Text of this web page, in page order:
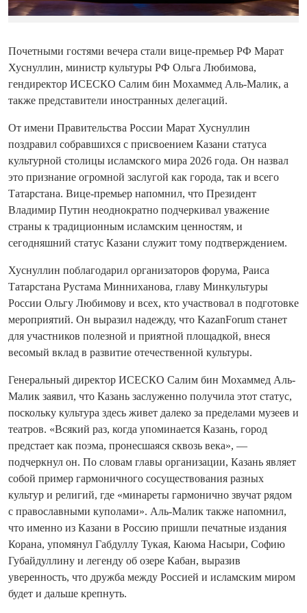
Почетными гостями вечера стали вице-премьер РФ Марат
Хуснуллин, министр культуры РФ Ольга Любимова,
гендиректор ИСЕСКО Салим бин Мохаммед Аль-Малик, а
также представители иностранных делегаций.
От имени Правительства России Марат Хуснуллин
поздравил собравшихся с присвоением Казани статуса
культурной столицы исламского мира 2026 года. Он назвал
это признание огромной заслугой как города, так и всего
Татарстана. Вице-премьер напомнил, что Президент
Владимир Путин неоднократно подчеркивал уважение
страны к традиционным исламским ценностям, и
сегодняшний статус Казани служит тому подтверждением.
Хуснуллин поблагодарил организаторов форума, Раиса
Татарстана Рустама Минниханова, главу Минкультуры
России Ольгу Любимову и всех, кто участвовал в подготовке
мероприятий. Он выразил надежду, что KazanForum станет
для участников полезной и приятной площадкой, внеся
весомый вклад в развитие отечественной культуры.
Генеральный директор ИСЕСКО Салим бин Мохаммед Аль-
Малик заявил, что Казань заслуженно получила этот статус,
поскольку культура здесь живет далеко за пределами музеев и
театров. «Всякий раз, когда упоминается Казань, город
предстает как поэма, пронесшаяся сквозь века», —
подчеркнул он. По словам главы организации, Казань являет
собой пример гармоничного сосуществования разных
культур и религий, где «минареты гармонично звучат рядом
с православными куполами». Аль-Малик также напомнил,
что именно из Казани в Россию пришли печатные издания
Корана, упомянул Габдуллу Тукая, Каюма Насыри, Софию
Губайдуллину и легенду об озере Кабан, выразив
уверенность, что дружба между Россией и исламским миром
будет и дальше крепнуть.